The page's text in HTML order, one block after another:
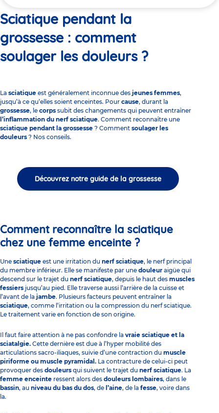
Sciatique pendant la
grossesse : comment
soulager les douleurs ?
La sciatique est généralement inconnue des jeunes femmes,
jusqu’à ce qu’elles soient enceintes. Pour cause, durant la
grossesse, le corps subit des changements qui peuvent entraîner
l’inflammation du nerf sciatique. Comment reconnaître une
sciatique pendant la grossesse ? Comment soulager les
douleurs ? Nos conseils.
Découvrez notre guide de la grossesse
Comment reconnaître la sciatique
chez une femme enceinte ?
Une sciatique est une irritation du nerf sciatique, le nerf principal
du membre inférieur. Elle se manifeste par une douleur aigüe qui
descend sur le trajet du nerf sciatique, depuis le haut des muscles
fessiers jusqu’au pied. Elle traverse aussi l’arrière de la cuisse et
l’avant de la jambe. Plusieurs facteurs peuvent entraîner la
sciatique, comme l’irritation ou la compression du nerf sciatique.
Le traitement varie en fonction de son origine.
Il faut faire attention à ne pas confondre la vraie sciatique et la
sciatalgie. Cette dernière est due à l’hyper mobilité des
articulations sacro-iliaques, suivie d’une contraction du muscle
piriforme ou muscle pyramidal. La contracture de celui-ci peut
provoquer des douleurs qui suivent le trajet du nerf sciatique. La
femme enceinte ressent alors des douleurs lombaires, dans le
bassin, au niveau du bas du dos, de l’aine, de la fesse, voire dans
la.